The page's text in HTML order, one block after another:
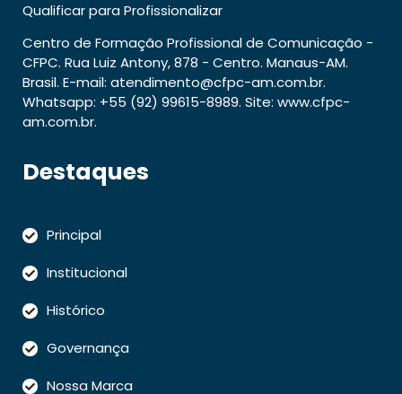
Qualificar para Profissionalizar
Centro de Formação Profissional de Comunicação -
CFPC. Rua Luiz Antony, 878 - Centro. Manaus-AM.
Brasil. E-mail: atendimento@cfpc-am.com.br.
Whatsapp: +55 (92) 99615-8989. Site: www.cfpc-
am.com.br.
Destaques
Principal
Institucional
Histórico
Governança
Nossa Marca